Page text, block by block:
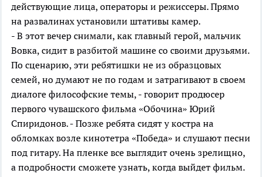
действующие лица, операторы и режиссеры. Прямо
на развалинах установили штативы камер.
- В этот вечер снимали, как главный герой, мальчик
Вовка, сидит в разбитой машине со своими друзьями.
По сценарию, эти ребятишки не из образцовых
семей, но думают не по годам и затрагивают в своем
диалоге философские темы, - говорит продюсер
первого чувашского фильма «Обочина» Юрий
Спиридонов. - Позже ребята сидят у костра на
обломках возле кинотетра «Победа» и слушают песни
под гитару. На пленке все выглядит очень зрелищно,
а подробности сможете узнать, когда выйдет фильм.